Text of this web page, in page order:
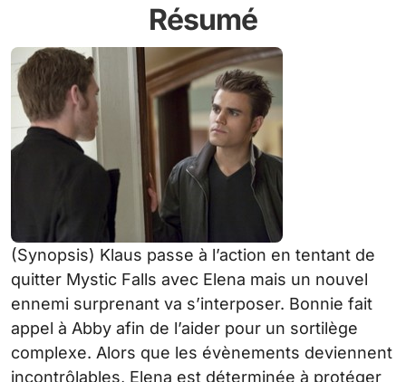
Résumé
(Synopsis) Klaus passe à l’action en tentant de
quitter Mystic Falls avec Elena mais un nouvel
ennemi surprenant va s’interposer. Bonnie fait
appel à Abby afin de l’aider pour un sortilège
complexe. Alors que les évènements deviennent
incontrôlables, Elena est déterminée à protéger